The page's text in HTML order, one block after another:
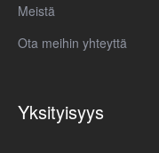
Meistä
Ota meihin yhteyttä
Yksityisyys